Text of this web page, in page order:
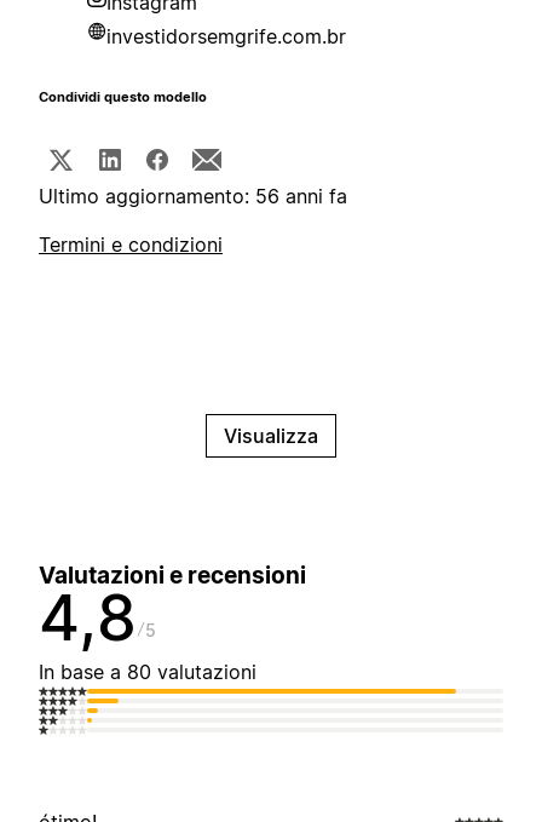
investidorsemgrife.com.br
Condividi questo modello
Ultimo aggiornamento: 56 anni fa
Termini e condizioni
Visualizza
Valutazioni e recensioni
4,8 5
In base a 80 valutazioni